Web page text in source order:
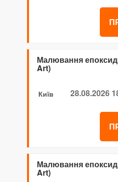
Малювання
Art)
Київ 28.08.2026
Малювання
Art)